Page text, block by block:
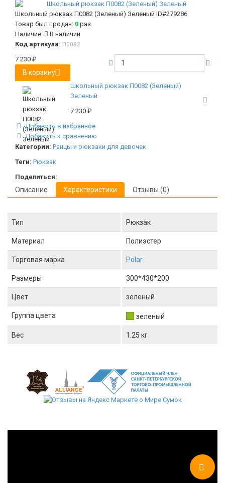
Школьный рюкзак П0082 (Зеленый) Зеленый ID#279286
Товар был продан: 0 раз
Наличие:
В наличии
Код артикула: П0082
7 230 ₽
В корзину
Школьный рюкзак П0082 (Зеленый)
Зеленый
7 230 ₽
Добавить в избранное
Добавить к сравнению
Категории: Ранцы и рюкзаки для девочек
Теги: Рюкзак
Поделиться:
Описание Характеристики Отзывы (0)
Тип Рюкзак
Материал Полиэстер
Торговая марка Polar
Размеры 300*430*200
Цвет зеленый
Группа цвета зеленый
Вес 1.25 кг